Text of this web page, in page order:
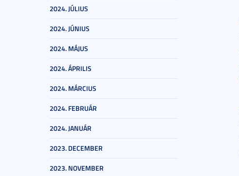
2024. JÚLIUS
2024. JÚNIUS
2024. MÁJUS
2024. ÁPRILIS
2024. MÁRCIUS
2024. FEBRUÁR
2024. JANUÁR
2023. DECEMBER
2023. NOVEMBER